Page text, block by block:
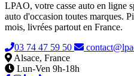
LPAO, votre casse auto en ligne
auto d'occasion toutes marques.
mois, livrées partout en France.
03 74 47 59 50
Alsace, France
Lun-Ven 9h-18h